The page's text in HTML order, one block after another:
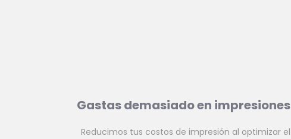
Gastas demasiado en impresiones
Reducimos tus costos de impresión al optimizar el